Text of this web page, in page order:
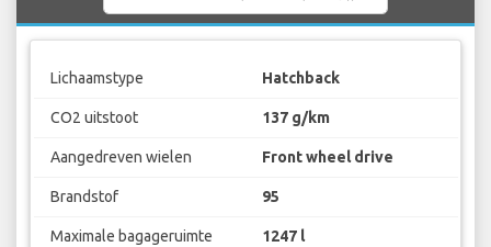
Lichaamstype Hatchback
CO2 uitstoot 137 g/km
Aangedreven wielen Front wheel drive
Brandstof 95
Maximale bagageruimte 1247 l